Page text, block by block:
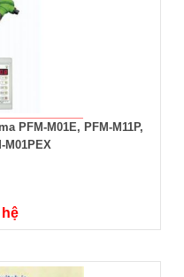
PFM-M01E, PFM-M11P,
M01PEX